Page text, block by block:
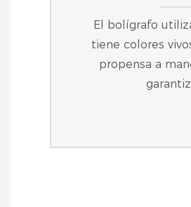
El bolígrafo
tiene colores
propensa a